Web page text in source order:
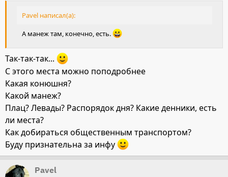
Pavel написал(а):
А манеж там, конечно, есть.
Так-так-так...
С этого места можно поподробнее
Какая конюшня?
Какой манеж?
Плац? Левады? Распорядок дня? Какие денники, есть
ли места?
Как добираться общественным транспортом?
Буду признательна за инфу
Pavel